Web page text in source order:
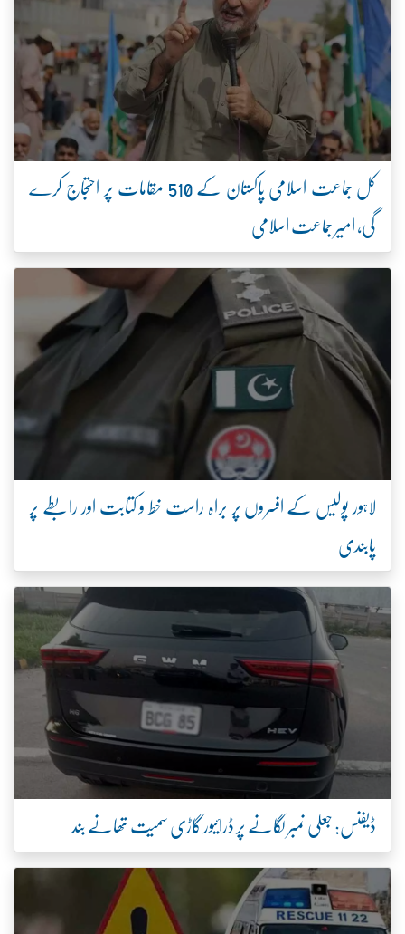
کل جماعت اسلامی پاکستان کے 510 مقامات پر احتجاج کرے
گی، امیر جماعت اسلامی
لاہور پولیس کے افسروں پر براہ راست خط و کتابت اور رابطے پر
پابندی
ڈیفنس: جعلی نمبر لگانے پر ڈرائیور گاڑی سمیت تھانے بند